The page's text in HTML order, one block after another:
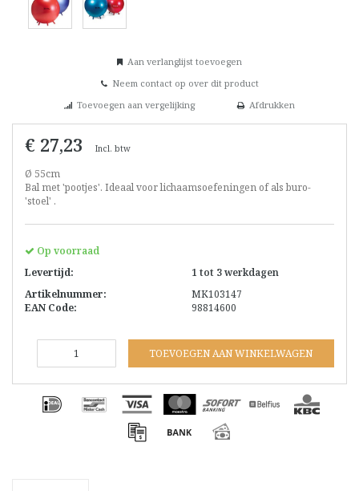
Aan verlanglijst toevoegen
Neem contact op over dit product
Toevoegen aan vergelijking
Afdrukken
€ 27,23 Incl. btw
Ø 55cm
Bal met 'pootjes'. Ideaal voor lichaamsoefeningen of als buro-
'stoel' .
Op voorraad
Levertijd:
1 tot 3 werkdagen
Artikelnummer:
MK103147
EAN Code:
98814600
TOEVOEGEN AAN WINKELWAGEN